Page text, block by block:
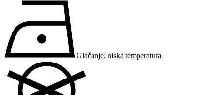
Glačanje, niska temperatura